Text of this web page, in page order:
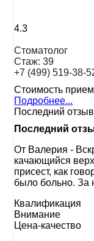
4.3
Стоматолог
Стаж: 39
+7 (499) 519-38-
Стоимость
Подробнее...
Последний отзыв
Последний
От Валерия -
качающийся
присест, как
было больно. За
Квалификация
Внимание
Цена-качество